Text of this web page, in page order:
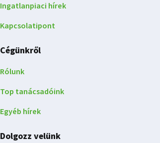
Ingatlanpiaci hírek
Kapcsolatipont
Cégünkről
Rólunk
Top tanácsadóink
Egyéb hírek
Dolgozz velünk